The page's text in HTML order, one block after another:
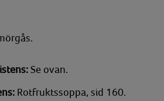
Se ovan.
Rotfruktssoppa, sid 160.